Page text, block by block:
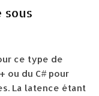
ce type de
ou du C# pour
La latence étant